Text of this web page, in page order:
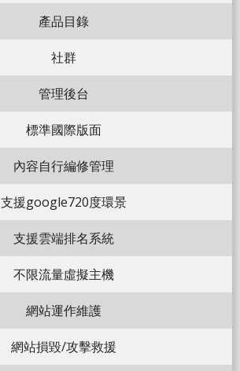
產品目錄
社群
管理後台
標準國際版面
內容自行編修管理
支援google720度環景
支援雲端排名系統
不限流量虛擬主機
網站運作維護
網站損毀/攻擊救援